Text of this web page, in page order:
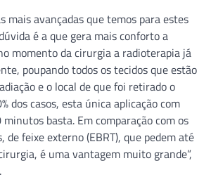
mais avançadas que temos para estes
é a que gera mais conforto a
momento da cirurgia a radioterapia já
poupando todos os tecidos que estão
e o local de que foi retirado o
dos casos, esta única aplicação com
basta. Em comparação com os
de feixe externo (EBRT), que pedem até
é uma vantagem muito grande”,